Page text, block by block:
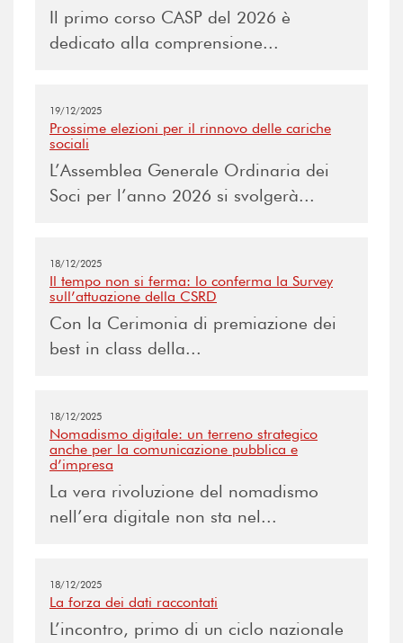
Il primo corso CASP del 2026 è
dedicato alla comprensione...
19/12/2025
Prossime elezioni per il rinnovo delle cariche
sociali
L’Assemblea Generale Ordinaria dei
Soci per l’anno 2026 si svolgerà...
18/12/2025
Il tempo non si ferma: lo conferma la Survey
sull’attuazione della CSRD
Con la Cerimonia di premiazione dei
best in class della...
18/12/2025
Nomadismo digitale: un terreno strategico
anche per la comunicazione pubblica e
d’impresa
La vera rivoluzione del nomadismo
nell’era digitale non sta nel...
18/12/2025
La forza dei dati raccontati
L’incontro, primo di un ciclo nazionale